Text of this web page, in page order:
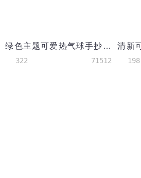
绿色主题可爱热气球手抄报
322 71512 198